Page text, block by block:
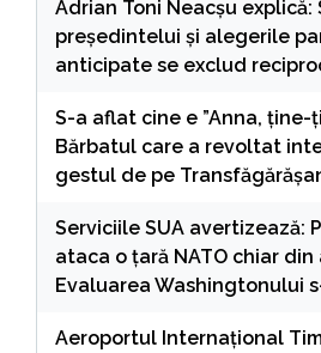
Adrian Toni Neacșu explică:
președintelui și alegerile
anticipate se exclud
S-a aflat cine e ”Anna, ţine-
Bărbatul care a revoltat
gestul de pe
Serviciile SUA avertizează:
ataca o țară NATO chiar
Evaluarea Washingtonului
Aeroportul Internaţional